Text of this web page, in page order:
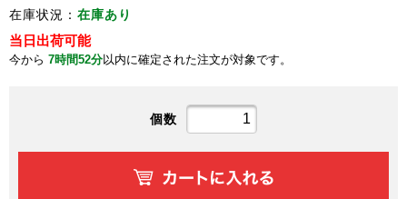
在庫状況： 在庫あり
当日出荷可能
今から 7時間52分以内に確定された注文が対象です。
個数